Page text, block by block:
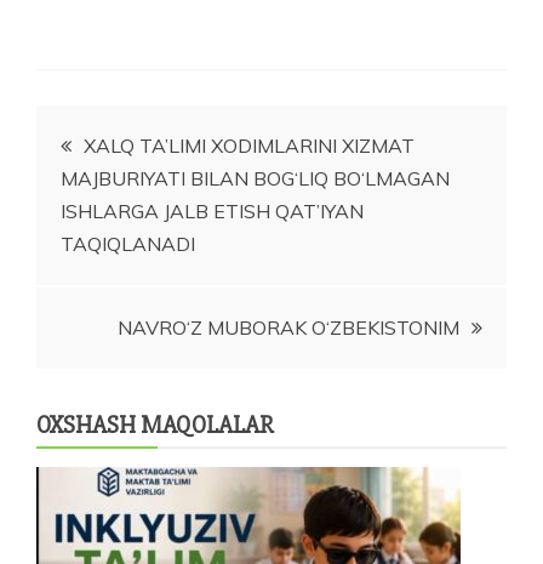
Post
menyusi
XALQ TA’LIMI XODIMLARINI XIZMAT
MAJBURIYATI BILAN BOG‘LIQ BO‘LMAGAN
ISHLARGA JALB ETISH QAT’IYAN
TAQIQLANADI
NAVRO‘Z MUBORAK O‘ZBEKISTONIM
OXSHASH MAQOLALAR